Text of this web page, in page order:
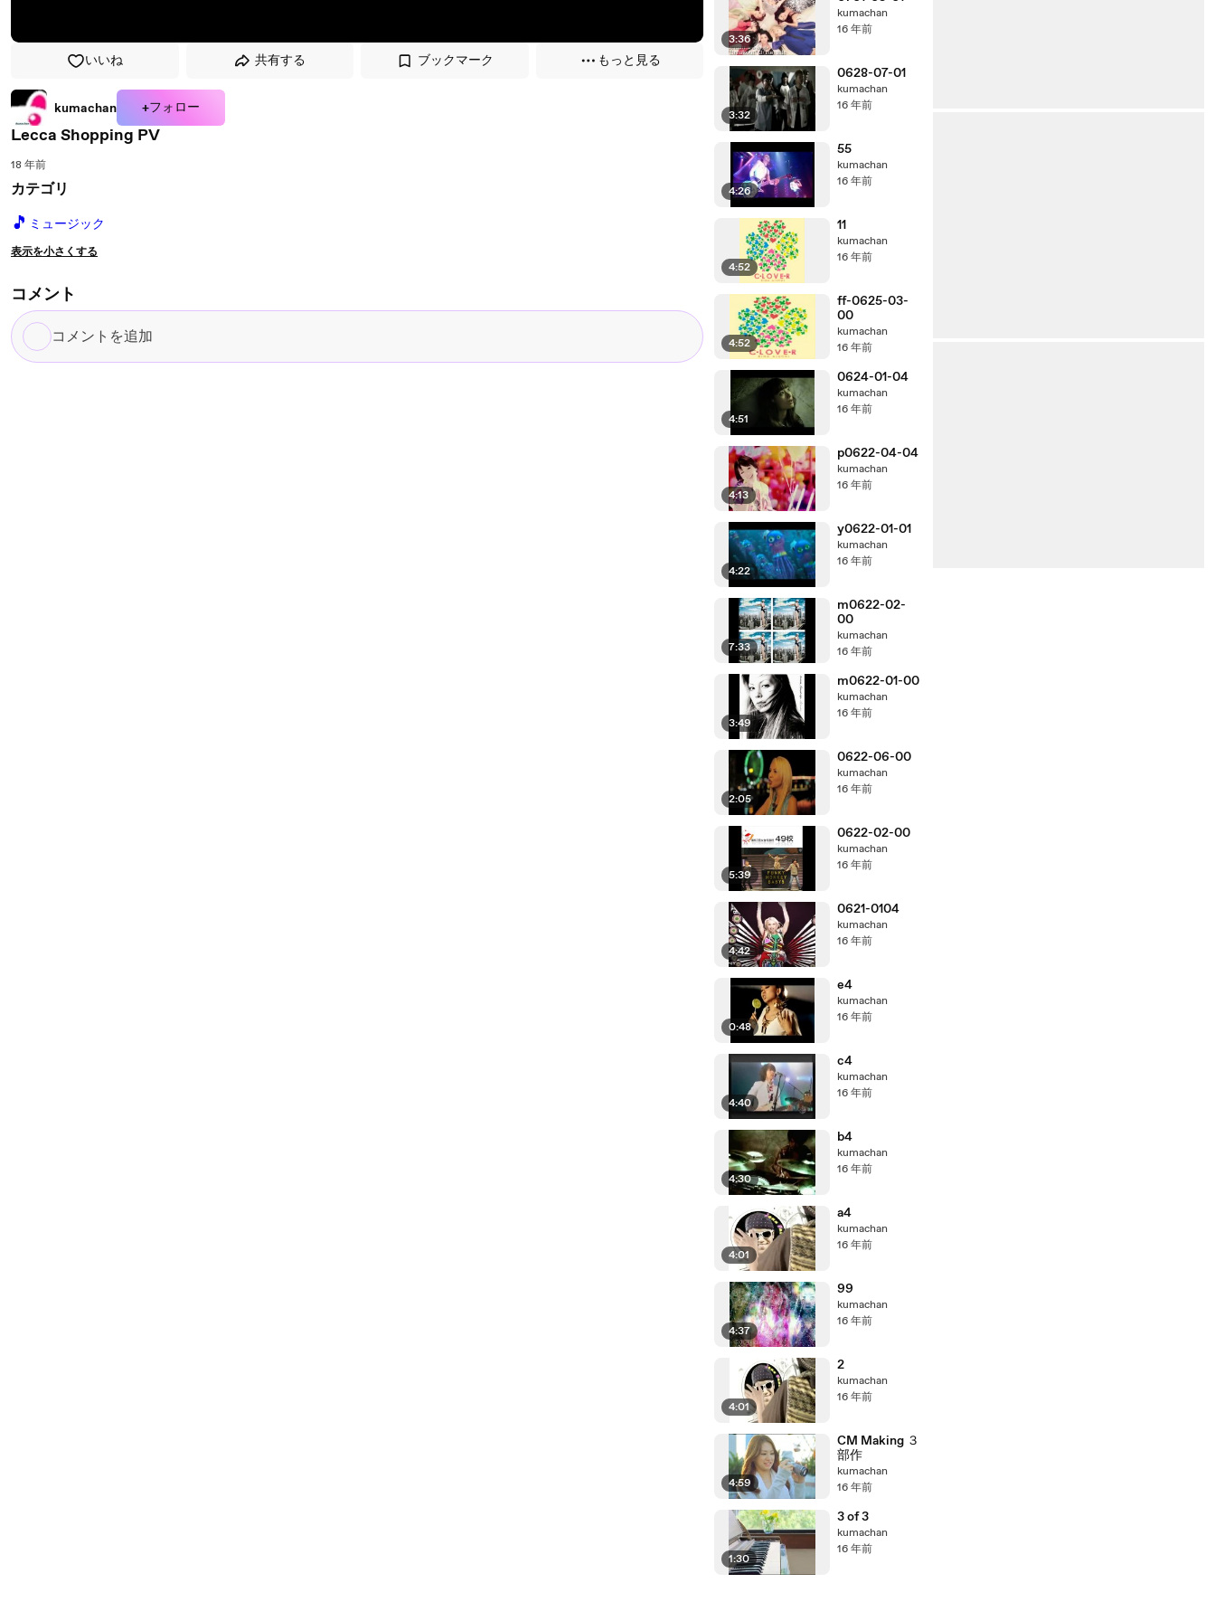
いいね 共有する ブックマーク もっと見る
kumachan +フォロー
Lecca Shopping PV
18 年前
カテゴリ
🎵 ミュージック
表示を小さくする
コメント
コ
メ
3:36
kumachan
16 年前
3:32
0628-07-01
kumachan
16 年前
4:26
55
kumachan
16 年前
4:52
11
kumachan
16 年前
4:52
ff-0625-03-
00
kumachan
16 年前
4:51
0624-01-04
kumachan
16 年前
4:13
p0622-04-04
kumachan
16 年前
4:22
y0622-01-01
kumachan
16 年前
7:33
m0622-02-
00
kumachan
16 年前
3:49
m0622-01-00
kumachan
16 年前
2:05
0622-06-00
kumachan
16 年前
5:39
0622-02-00
kumachan
16 年前
4:42
0621-0104
kumachan
16 年前
0:48
e4
kumachan
16 年前
4:40
c4
kumachan
16 年前
4:30
b4
kumachan
16 年前
4:01
a4
kumachan
16 年前
4:37
99
kumachan
16 年前
4:01
2
kumachan
16 年前
4:59
CM Making ３
部作
kumachan
16 年前
1:30
3 of 3
kumachan
16 年前